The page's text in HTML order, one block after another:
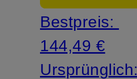
Bestpreis:
144,49 €
Ursprünglich: